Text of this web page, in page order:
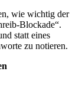
wie wichtig der
Blockade“.
statt eines
zu notieren.